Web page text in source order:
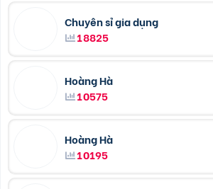
Chuyên sỉ gia dụng
18825
Hoàng Hà
10575
Hoàng Hà
10195